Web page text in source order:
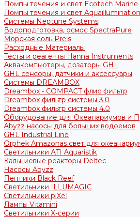
Помпы течения и свет Ecotech Marine
Помпы течения и свет Aquaillumination
Системы Neptune Systems
Водоподготовка, осмос SpectraPure
Морская соль Preis
Расходные Материалы
Тесты и реагенты Hanna Instruments
Аквакомпьютеры, дозаторы GHL
GHL сенсоры, датчики и аксессуары
Системы DREAMBOX
Dreambox - COMPACT флис фильтр
Dreambox фильтр системы 3.0
Dreambox фильтр системы 4.0
Оборудование для Океанариумов и
Abyzz насосы для больших водоемов
GHL Industrial Line
Orphek Amazonas свет для
Светильники ATI Aquaristik
Кальциевые реакторы Deltec
Насосы Abyzz
Пенники Black Reef
Светильники ILLUMAGIC
Светильники piXel
Лампы Vitamini
Светильники X-серии